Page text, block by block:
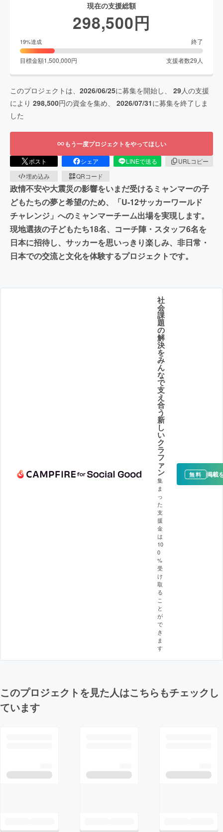
現在の支援総額
298,500円
19%達成 終了
目標金額1,500,000円 支援者数29 人
このプロジェクトは、 2026/06/25に募集を開始し、 29人の支援
により 298,500円の資金を集め、 2026/07/31に募集を終了しま
した
もう一度プロジェクトをやってほしい
ポスト シェア LINEで送る
URLコピー
埋め込み
QRコード
政情不安や大震災の影響をいまだ受けるミャンマーの子
どもたちの夢と希望のため、「U-12サッカーワールド
チャレンジ」へのミャンマーチーム出場を実現します。
現地選抜の子どもたち18名、コーチ陣・スタッフ6名を
日本に招待し、サッカーを思いっきり楽しみ、非日常・
日本での交流と文化を体験するプロジェクトです。
社
会
課
題
の
解
決
を
み
ん
な
で
支
え
合
う
新
し
い
ク
ラ
フ
ァ
ン
集
ま
っ
た
支
援
金
は
10
0
%
受
け
取
る
こ
と
が
で
き
ま
す
無料 掲載
このプロジェクトを見た人はこちらもチェックし
ています